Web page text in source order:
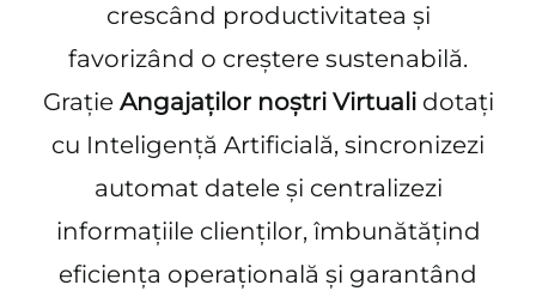
crescând productivitatea și
favorizând o creștere sustenabilă.
Grație Angajaților noștri Virtualidotați
cu Inteligență Artificială, sincronizezi
automat datele și centralizezi
informațiile clienților, îmbunătățind
eficiența operațională și garantând